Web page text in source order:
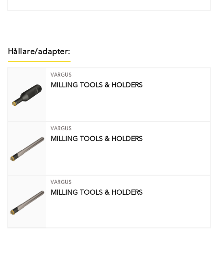
Hållare/adapter:
VARGUS
MILLING TOOLS & HOLDERS
VARGUS
MILLING TOOLS & HOLDERS
VARGUS
MILLING TOOLS & HOLDERS